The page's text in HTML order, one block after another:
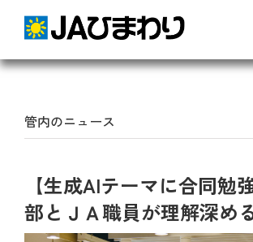
content
検
…
グリーンセンター
産直店舗のご案内
管内のニュース
【生成AIテーマに合同勉
部とＪＡ職員が理解深め